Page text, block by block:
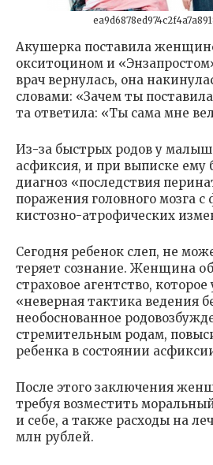
Акушерка поставила
окситоцином и
врач вернулась, она
словами: «Зачем ты
та ответила: «Ты сама мне
Из-за быстрых родов у
асфиксия, и при выписке ему
диагноз «последствия
поражения головного мозга
кистозно-атрофических
Сегодня ребенок слеп, не
теряет сознание. Женщина
страховое агентство,
«неверная тактика ведения
необоснованное
стремительным родам,
ребенка в состоянии
После этого заключения
требуя возместить
и себе, а также расходы на
млн рублей.